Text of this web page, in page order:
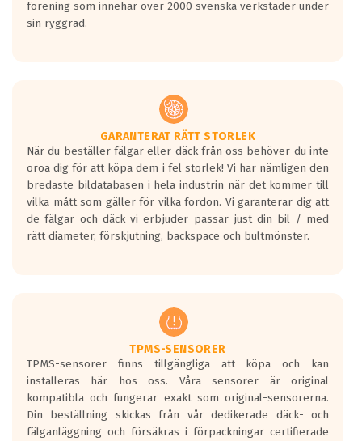
förening som innehar över 2000 svenska verkstäder under
sin ryggrad.
GARANTERAT RÄTT STORLEK
När du beställer fälgar eller däck från oss behöver du inte
oroa dig för att köpa dem i fel storlek! Vi har nämligen den
bredaste bildatabasen i hela industrin när det kommer till
vilka mått som gäller för vilka fordon. Vi garanterar dig att
de fälgar och däck vi erbjuder passar just din bil / med
rätt diameter, förskjutning, backspace och bultmönster.
TPMS-SENSORER
TPMS-sensorer finns tillgängliga att köpa och kan
installeras här hos oss. Våra sensorer är original
kompatibla och fungerar exakt som original-sensorerna.
Din beställning skickas från vår dedikerade däck- och
fälganläggning och försäkras i förpackningar certifierade